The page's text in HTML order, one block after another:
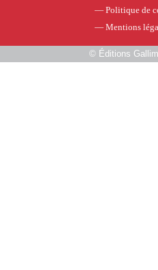
— Politique de
— Mentions
© Éditions